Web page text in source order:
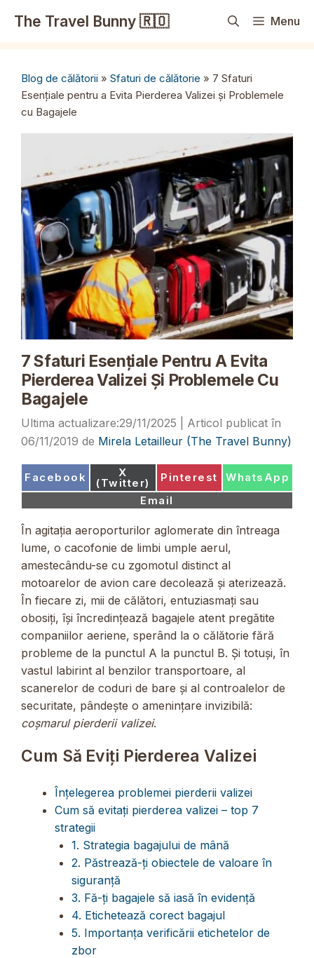
The Travel Bunny 🇷🇴 Menu
Blog de călătorii » Sfaturi de călătorie » 7 Sfaturi
Esențiale pentru a Evita Pierderea Valizei și Problemele
cu Bagajele
7 Sfaturi Esențiale Pentru A Evita
Pierderea Valizei Și Problemele Cu
Bagajele
29/11/2025
06/11/2019 de Mirela Letailleur (The Travel Bunny)
Share
Facebook Share
on
X
(Twitter) Share
Pinterest Share
WhatsApp
Share
on
Email
În agitația aeroporturilor aglomerate din întreaga
lume, o cacofonie de limbi umple aerul,
amestecându-se cu zgomotul distinct al
motoarelor de avion care decolează și aterizează.
În fiecare zi, mii de călători, entuziasmați sau
obosiți, își încredințează bagajele atent pregătite
companiilor aeriene, sperând la o călătorie fără
probleme de la punctul A la punctul B. Și totuși, în
vastul labirint al benzilor transportoare, al
scanerelor de coduri de bare și al controalelor de
securitate, pândește o amenințare invizibilă:
coșmarul pierderii valizei.
Cum Să Eviți Pierderea Valizei
Înțelegerea problemei pierderii valizei
Cum să evitați pierderea valizei – top 7
strategii
1. Strategia bagajului de mână
2. Păstrează-ți obiectele de valoare în
siguranță
3. Fă-ți bagajele să iasă în evidență
4. Etichetează corect bagajul
5. Importanța verificării etichetelor de
zbor